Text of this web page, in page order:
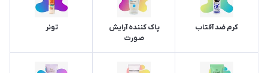
کرم ضد آفتاب
پاک کننده آرایش
صورت
تونر